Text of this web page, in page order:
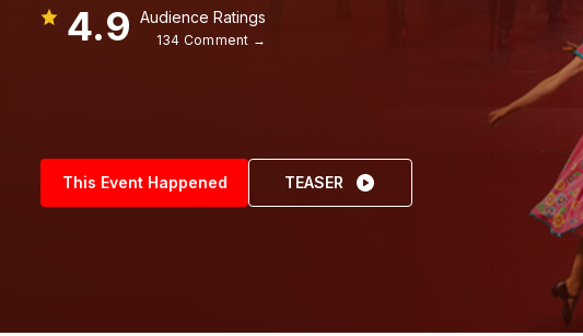
4.9 Audience Ratings
134 Comment →
This Event Happened TEASER